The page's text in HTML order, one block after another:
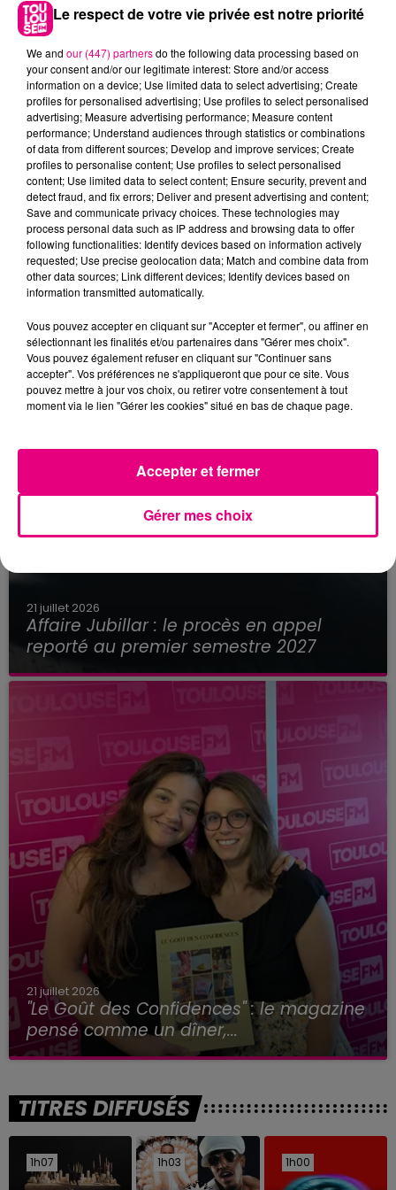
22 juillet 2026
Toulouse : circulation perturbée dans le
secteur François Verdier...
21 juillet 2026
Affaire Jubillar : le procès en appel
reporté au premier semestre 2027
21 juillet 2026
"Le Goût des Confidences" : le magazine
pensé comme un dîner,...
TITRES DIFFUSÉS
1h07
1h07 1h03
1h03 1h00
1h00
Le respect de votre vie privée est notre priorité
We and our (447) partnersdo the following data processing based on
your consent and/or our legitimate interest: Store and/or access
information on a device; Use limited data to select advertising; Create
profiles for personalised advertising; Use profiles to select personalised
advertising; Measure advertising performance; Measure content
performance; Understand audiences through statistics or combinations
of data from different sources; Develop and improve services; Create
profiles to personalise content; Use profiles to select personalised
content; Use limited data to select content; Ensure security, prevent and
detect fraud, and fix errors; Deliver and present advertising and content;
Save and communicate privacy choices. These technologies may
process personal data such as IP address and browsing data to offer
following functionalities: Identify devices based on information actively
requested; Use precise geolocation data; Match and combine data from
other data sources; Link different devices; Identify devices based on
information transmitted automatically.
Vous pouvez accepter en cliquant sur "Accepter et fermer", ou affiner en
sélectionnant les finalités et/ou partenaires dans "Gérer mes choix".
Vous pouvez également refuser en cliquant sur "Continuer sans
accepter". Vos préférences ne s'appliqueront que pour ce site. Vous
pouvez mettre à jour vos choix, ou retirer votre consentement à tout
moment via le lien "Gérer les cookies" situé en bas de chaque page.
Gérer mes choix
Accepter et fermer